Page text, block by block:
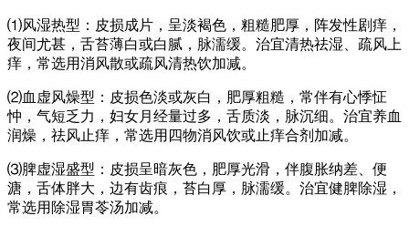
⑴风湿热型：皮损成片，呈淡褐色，粗糙肥厚，阵发性剧痒，
夜间尤甚，舌苔薄白或白腻，脉濡缓。治宜清热祛湿、疏风上
痒，常选用消风散或疏风清热饮加减。
⑵血虚风燥型：皮损色淡或灰白，肥厚粗糙，常伴有心悸怔
忡，气短乏力，妇女月经量过多，舌质淡，脉沉细。治宜养血
润燥，祛风止痒，常选用四物消风饮或止痒合剂加减。
⑶脾虚湿盛型：皮损呈暗灰色，肥厚光滑，伴腹胀纳差、便
溏，舌体胖大，边有齿痕，苔白厚，脉濡缓。治宜健脾除湿，
常选用除湿胃苓汤加减。